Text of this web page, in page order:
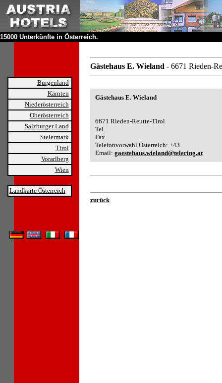
15000 Unterkünfte in Österreich.
Burgenland
Kärnten
Niederösterreich
Oberösterreich
Salzburger Land
Steiermark
Tirol
Vorarlberg
Wien
Landkarte Österreich
Gästehaus E. Wieland - 6671 Rieden-
Gästehaus E. Wieland
6671 Rieden-Reutte-Tirol
Tel.
Fax
Telefonvorwahl Österreich: +43
Email: gaestehaus.wieland@telering.at
zurück